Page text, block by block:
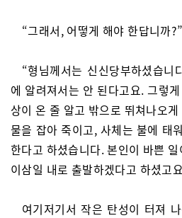
“그래서, 어떻게 해야 한답니까?”
“형님께서는 신신당부하셨습
에 알려져서는 안 된다고요. 그렇
상이 온 줄 알고 밖으로 뛰쳐나오
물을 잡아 죽이고, 사체는 불에 태
한다고 하셨습니다. 본인이 바쁜
이삼일 내로 출발하겠다고 하셨고
여기저기서 작은 탄성이 터져